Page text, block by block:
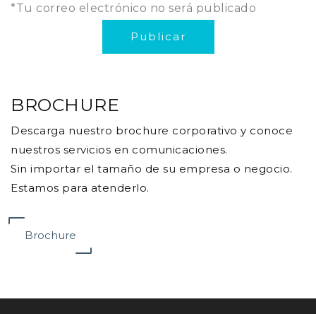
*Tu correo electrónico no será publicado
BROCHURE
Descarga nuestro brochure corporativo y conoce
nuestros servicios en comunicaciones.
Sin importar el tamaño de su empresa o negocio.
Estamos para atenderlo.
Brochure